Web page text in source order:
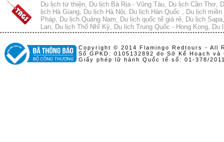
Du lịch từ thiện, Du lịch Bà Rịa - Vũng Tàu, Du lịch Cần Thơ,
lịch Hà Giang, Du lịch Hà Nội, Du lịch Hàn Quốc , Du lịch miền
Pháp, Du lịch Quảng Nam, Du lịch quốc tế giá rẻ, Du lịch Sapa
Lan, Du lịch Thổ Nhĩ Kỳ, Du lịch Trung Quốc - Hong Kong, Du
Copyright © 2014 Flamingo Redtours - All
Số GPKD: 0105132892 do Sở Kế Hoạch
Giấy phép lữ hành Quốc tế số: 01-378/